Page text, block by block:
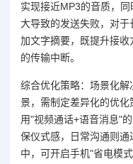
实现接近MP3的音质，
大导致的发送失败，对
加文字摘要，既提升接
的传输中断。
综合优化策略：场景化
景，需制定差异化的优
用"视频通话+语音消息"
保仪式感，日常沟通则
中，可开启手机"省电模